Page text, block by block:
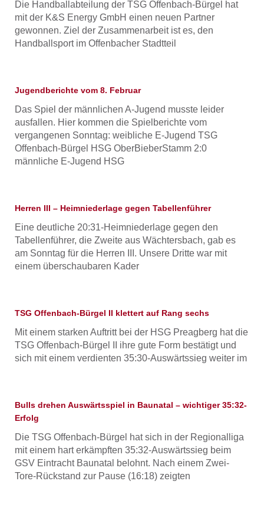
Die Handballabteilung der TSG Offenbach-Bürgel hat
mit der K&S Energy GmbH einen neuen Partner
gewonnen. Ziel der Zusammenarbeit ist es, den
Handballsport im Offenbacher Stadtteil
Jugendberichte vom 8. Februar
Das Spiel der männlichen A-Jugend musste leider
ausfallen. Hier kommen die Spielberichte vom
vergangenen Sonntag: weibliche E-Jugend TSG
Offenbach-Bürgel HSG OberBieberStamm 2:0
männliche E-Jugend HSG
Herren III – Heimniederlage gegen Tabellenführer
Eine deutliche 20:31-Heimniederlage gegen den
Tabellenführer, die Zweite aus Wächtersbach, gab es
am Sonntag für die Herren III. Unsere Dritte war mit
einem überschaubaren Kader
TSG Offenbach-Bürgel II klettert auf Rang sechs
Mit einem starken Auftritt bei der HSG Preagberg hat die
TSG Offenbach-Bürgel II ihre gute Form bestätigt und
sich mit einem verdienten 35:30-Auswärtssieg weiter im
Bulls drehen Auswärtsspiel in Baunatal – wichtiger 35:32-
Erfolg
Die TSG Offenbach-Bürgel hat sich in der Regionalliga
mit einem hart erkämpften 35:32-Auswärtssieg beim
GSV Eintracht Baunatal belohnt. Nach einem Zwei-
Tore-Rückstand zur Pause (16:18) zeigten